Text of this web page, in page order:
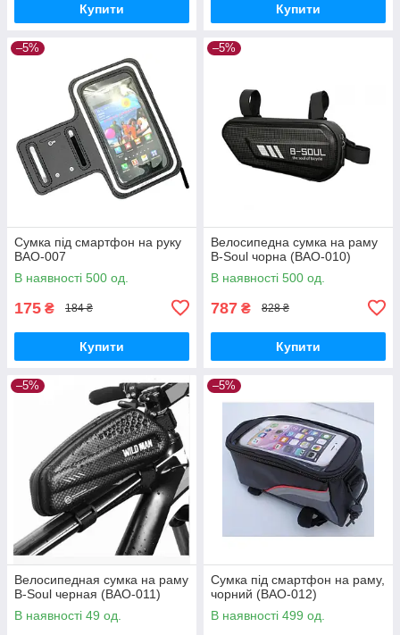
Купити Купити
–5%
Сумка під смартфон на руку
BAO-007
В наявності 500 од.
175 ₴ 184 ₴
Купити
–5%
Велосипедна сумка на раму
B-Soul чорна (BAO-010)
В наявності 500 од.
787 ₴ 828 ₴
Купити
–5%
Велосипедная сумка на раму
B-Soul черная (BAO-011)
В наявності 49 од.
–5%
Сумка під смартфон на раму,
чорний (BAO-012)
В наявності 499 од.